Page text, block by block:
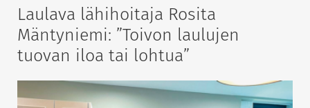
Laulava lähihoitaja Rosita
Mäntyniemi: ”Toivon laulujen
tuovan iloa tai lohtua”